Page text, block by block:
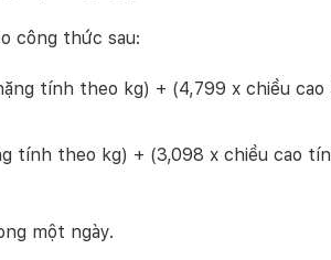
công thức sau:
tính theo kg) + (4,799 x chiều
tính theo kg) + (3,098 x chiều cao
một ngày.